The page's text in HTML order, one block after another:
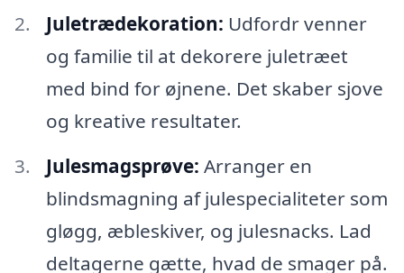
Juletrædekoration: Udfordr venner
og familie til at dekorere juletræet
med bind for øjnene. Det skaber sjove
og kreative resultater.
Julesmagsprøve: Arranger en
blindsmagning af julespecialiteter som
gløgg, æbleskiver, og julesnacks. Lad
deltagerne gætte, hvad de smager på.